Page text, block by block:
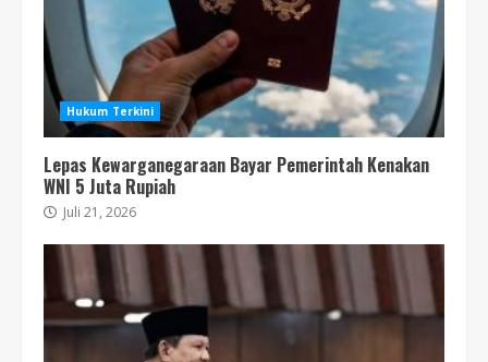
Hukum Terkini
Lepas Kewarganegaraan Bayar Pemerintah Kenakan
WNI 5 Juta Rupiah
Juli 21, 2026